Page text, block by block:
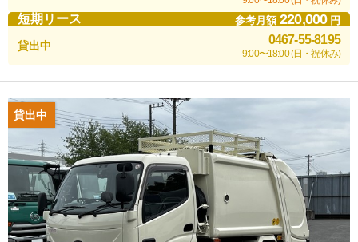
短期リース 参考月額220,000円
貸出中 0467-55-8195
9:00〜18:00 (日・祝休み)
貸出中